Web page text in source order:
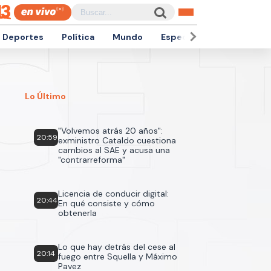
Deportes Política Mundo Espectáculos
Lo Último
20:59
"Volvemos atrás 20 años":
exministro Cataldo cuestiona
cambios al SAE y acusa una
"contrarreforma"
20:44
Licencia de conducir digital:
En qué consiste y cómo
obtenerla
20:14
Lo que hay detrás del cese al
fuego entre Squella y Máximo
Pavez